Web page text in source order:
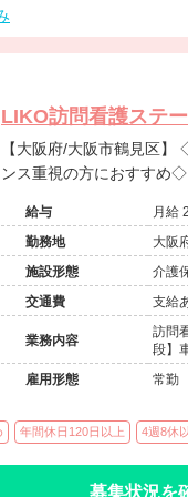
LIKO訪問看護ステ
【大阪府/大阪市鶴見区】 ◇駅徒歩9分◇土日祝休み◇年間休日120日以上◇日勤のみ◇ワークライフバラ
ンス重視の方におすすめ
給与
勤務地
大阪
施設形態
介護
交通費
支給
業務内容
訪問
段】
雇用形態
常勤
年間休日120日以上 4週8休
募集状況を